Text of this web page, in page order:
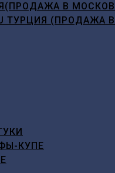
В
ТУРЦИЯ
КУПЕ